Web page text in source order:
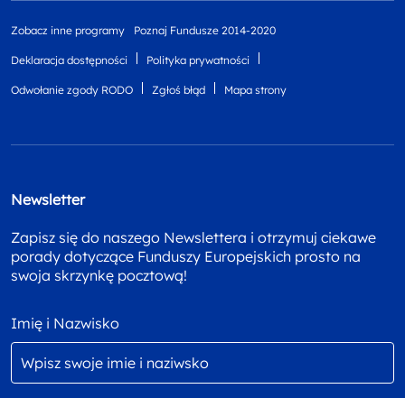
Zobacz inne programy Poznaj Fundusze 2014-2020
Deklaracja dostępności Polityka prywatności
Odwołanie zgody RODO Zgłoś błąd Mapa strony
Newsletter
Zapisz się do naszego Newslettera i otrzymuj ciekawe
porady dotyczące Funduszy Europejskich prosto na
swoja skrzynkę pocztową!
Imię i Nazwisko